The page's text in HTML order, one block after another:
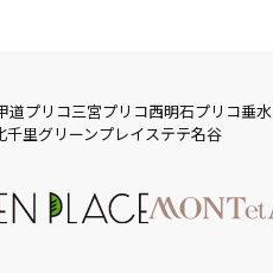
道プリコ三宮プリコ西明石プリコ垂水
千里グリーンプレイステテ名谷